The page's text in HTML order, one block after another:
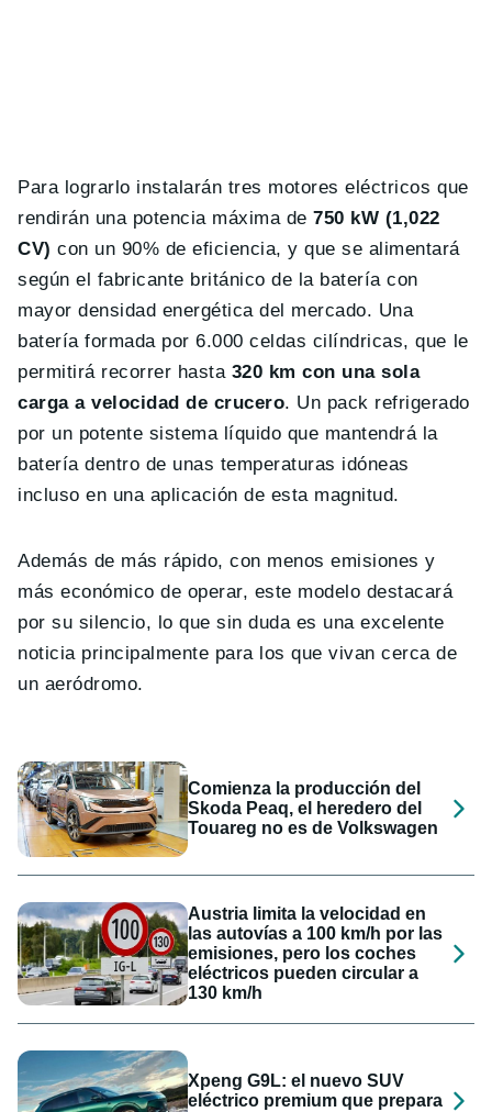
Para lograrlo instalarán tres motores eléctricos que
rendirán una potencia máxima de750 kW (1,022
CV) con un 90% de eficiencia, y que se alimentará
según el fabricante británico de la batería con
mayor densidad energética del mercado. Una
batería formada por 6.000 celdas cilíndricas, que le
permitirá recorrer hasta 320 km con una sola
carga a velocidad de crucero. Un pack refrigerado
por un potente sistema líquido que mantendrá la
batería dentro de unas temperaturas idóneas
incluso en una aplicación de esta magnitud.
Además de más rápido, con menos emisiones y
más económico de operar, este modelo destacará
por su silencio, lo que sin duda es una excelente
noticia principalmente para los que vivan cerca de
un aeródromo.
Comienza la producción del
Skoda Peaq, el heredero del
Touareg no es de Volkswagen
Austria limita la velocidad en
las autovías a 100 km/h por las
emisiones, pero los coches
eléctricos pueden circular a
130 km/h
Xpeng G9L: el nuevo SUV
eléctrico premium que prepara